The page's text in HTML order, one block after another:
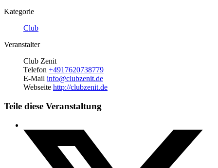
Kategorie
Club
Veranstalter
Club Zenit
Telefon +4917620738779
E-Mail info@clubzenit.de
Webseite http://clubzenit.de
Teile diese Veranstaltung